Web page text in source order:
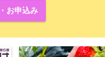
お申込み